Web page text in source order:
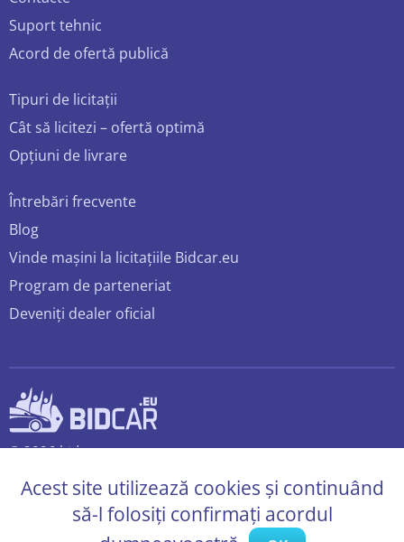
Suport tehnic
Acord de ofertă publică
Tipuri de licitații
Cât să licitezi – ofertă optimă
Opțiuni de livrare
Întrebări frecvente
Blog
Vinde mașini la licitațiile Bidcar.eu
Program de parteneriat
Deveniți dealer oficial
© 2026 bidcar.eu
Acest site utilizează cookies și continuând
să-l folosiți confirmați acordul